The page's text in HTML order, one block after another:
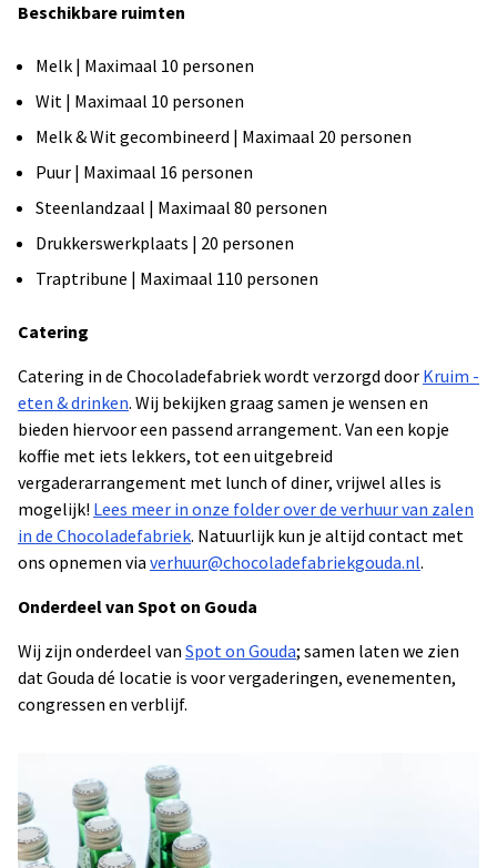
Beschikbare ruimten
Melk | Maximaal 10 personen
Wit | Maximaal 10 personen
Melk & Wit gecombineerd | Maximaal 20 personen
Puur | Maximaal 16 personen
Steenlandzaal | Maximaal 80 personen
Drukkerswerkplaats | 20 personen
Traptribune | Maximaal 110 personen
Catering
Catering in de Chocoladefabriek wordt verzorgd door Kruim -
eten & drinken. Wij bekijken graag samen je wensen en
bieden hiervoor een passend arrangement. Van een kopje
koffie met iets lekkers, tot een uitgebreid
vergaderarrangement met lunch of diner, vrijwel alles is
mogelijk! Lees meer in onze folder over de verhuur van zalen
in de Chocoladefabriek. Natuurlijk kun je altijd contact met
ons opnemen via verhuur@chocoladefabriekgouda.nl.
Onderdeel van Spot on Gouda
Wij zijn onderdeel van Spot on Gouda; samen laten we zien
dat Gouda dé locatie is voor vergaderingen, evenementen,
congressen en verblijf.